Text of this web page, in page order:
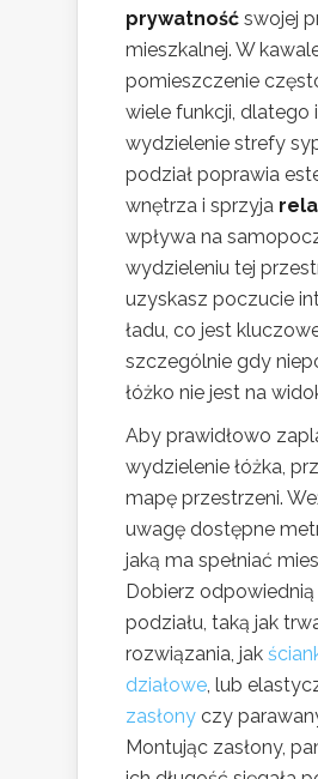
prywatność swojej
mieszkalnej. W
pomieszczenie
wiele funkcji, dlatego
wydzielenie strefy
podział poprawia
wnętrza i sprzyja
wpływa na
wydzieleniu tej
uzyskasz poczucie
ładu, co jest
szczególnie gdy
łóżko nie jest na
Aby prawidłowo
wydzielenie łóżka,
mapę przestrzeni.
uwagę dostępne
jaką ma spełniać
Dobierz
podziału, taką jak
rozwiązania, jak
działowe, lub
zasłony czy
Montując zasłony,